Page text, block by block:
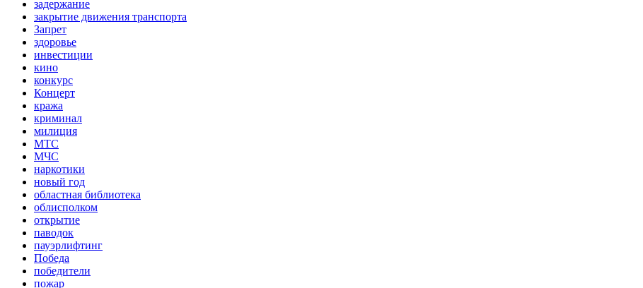
задержание
закрытие движения транспорта
Запрет
здоровье
инвестиции
кино
конкурс
Концерт
кража
криминал
милиция
МТС
МЧС
наркотики
новый год
областная библиотека
облисполком
открытие
паводок
пауэрлифтинг
Победа
победители
пожар